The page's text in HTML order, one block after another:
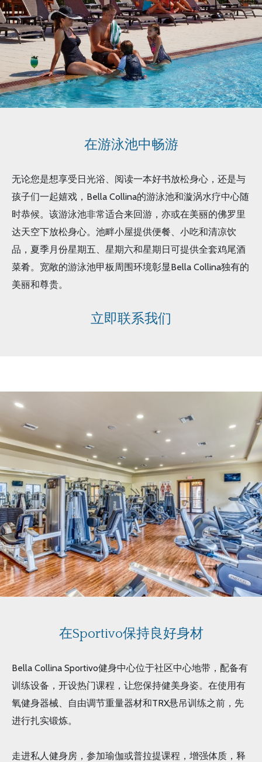
在游泳池中畅游
无论您是想享受日光浴、阅读一本好书放松身心，还是与
孩子们一起嬉戏，Bella Collina的游泳池和漩涡水疗中心随
时恭候。该游泳池非常适合来回游，亦或在美丽的佛罗里
达天空下放松身心。池畔小屋提供便餐、小吃和清凉饮
品，夏季月份星期五、星期六和星期日可提供全套鸡尾酒
菜肴。宽敞的游泳池甲板周围环境彰显Bella Collina独有的
美丽和尊贵。
立即联系我们
在Sportivo保持良好身材
Bella Collina Sportivo健身中心位于社区中心地带，配备有
训练设备，开设热门课程，让您保持健美身姿。在使用有
氧健身器械、自由调节重量器材和TRX悬吊训练之前，先
进行扎实锻炼。
走进私人健身房，参加瑜伽或普拉提课程，增强体质，释